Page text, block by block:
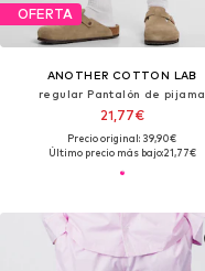
OFERTA
ANOTHER COTTON LAB
regular Pantalón de pijama
21,77€
Precio original: 39,90€
Último precio más bajo:21,77€